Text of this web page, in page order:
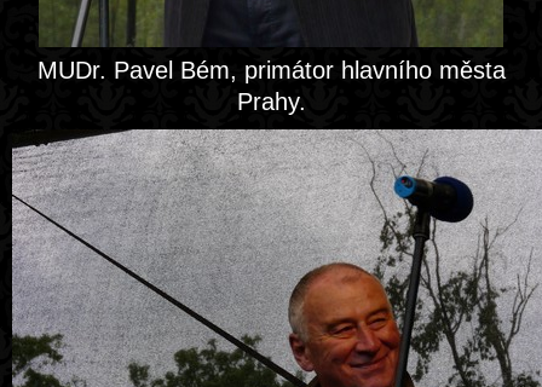
MUDr. Pavel Bém, primátor hlavního města
Prahy.